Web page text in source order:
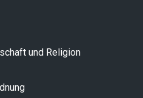
und Religion